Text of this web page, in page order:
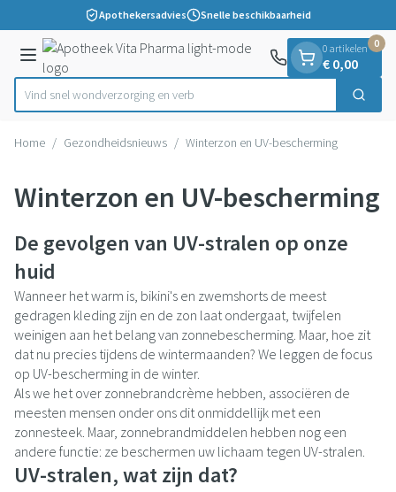
Ga naar de inhoudApothekersadvies Snelle beschikbaarheid
Menu
Product, merk, categorie...
Vind snel wondverzorging e Zoek
0 artikelen
€ 0,00
0
Home / Gezondheidsnieuws / Winterzon en UV-bescherming
Winterzon en UV-bescherming
De gevolgen van UV-stralen op onze
huid
Wanneer het warm is, bikini's en zwemshorts de meest
gedragen kleding zijn en de zon laat ondergaat, twijfelen
weinigen aan het belang van zonnebescherming. Maar, hoe zit
dat nu precies tijdens de wintermaanden? We leggen de focus
op UV-bescherming in de winter.
Als we het over zonnebrandcrème hebben, associëren de
meesten mensen onder ons dit onmiddellijk met een
zonnesteek. Maar, zonnebrandmiddelen hebben nog een
andere functie: ze beschermen uw lichaam tegen UV-stralen.
UV-stralen, wat zijn dat?